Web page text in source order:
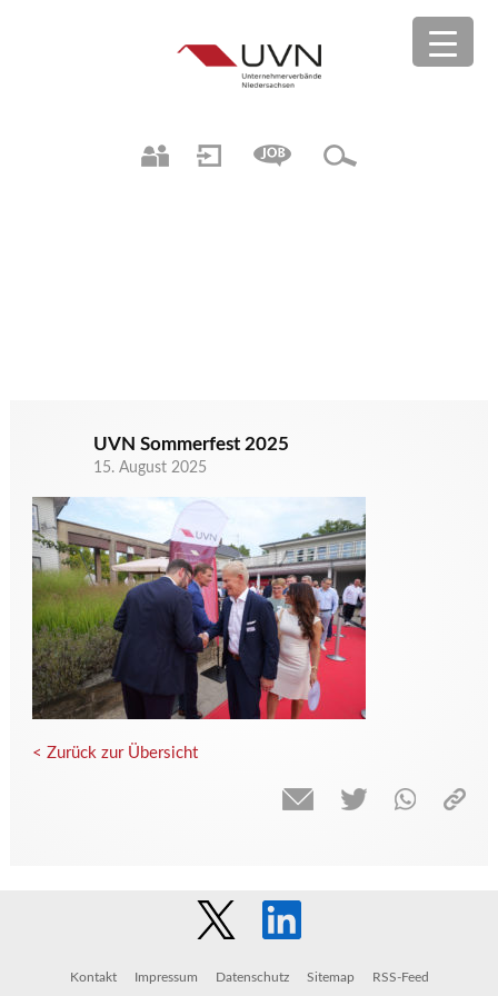
UVN Sommerfest 2025
15. August 2025
< Zurück zur Übersicht
Kontakt Impressum Datenschutz Sitemap RSS-Feed